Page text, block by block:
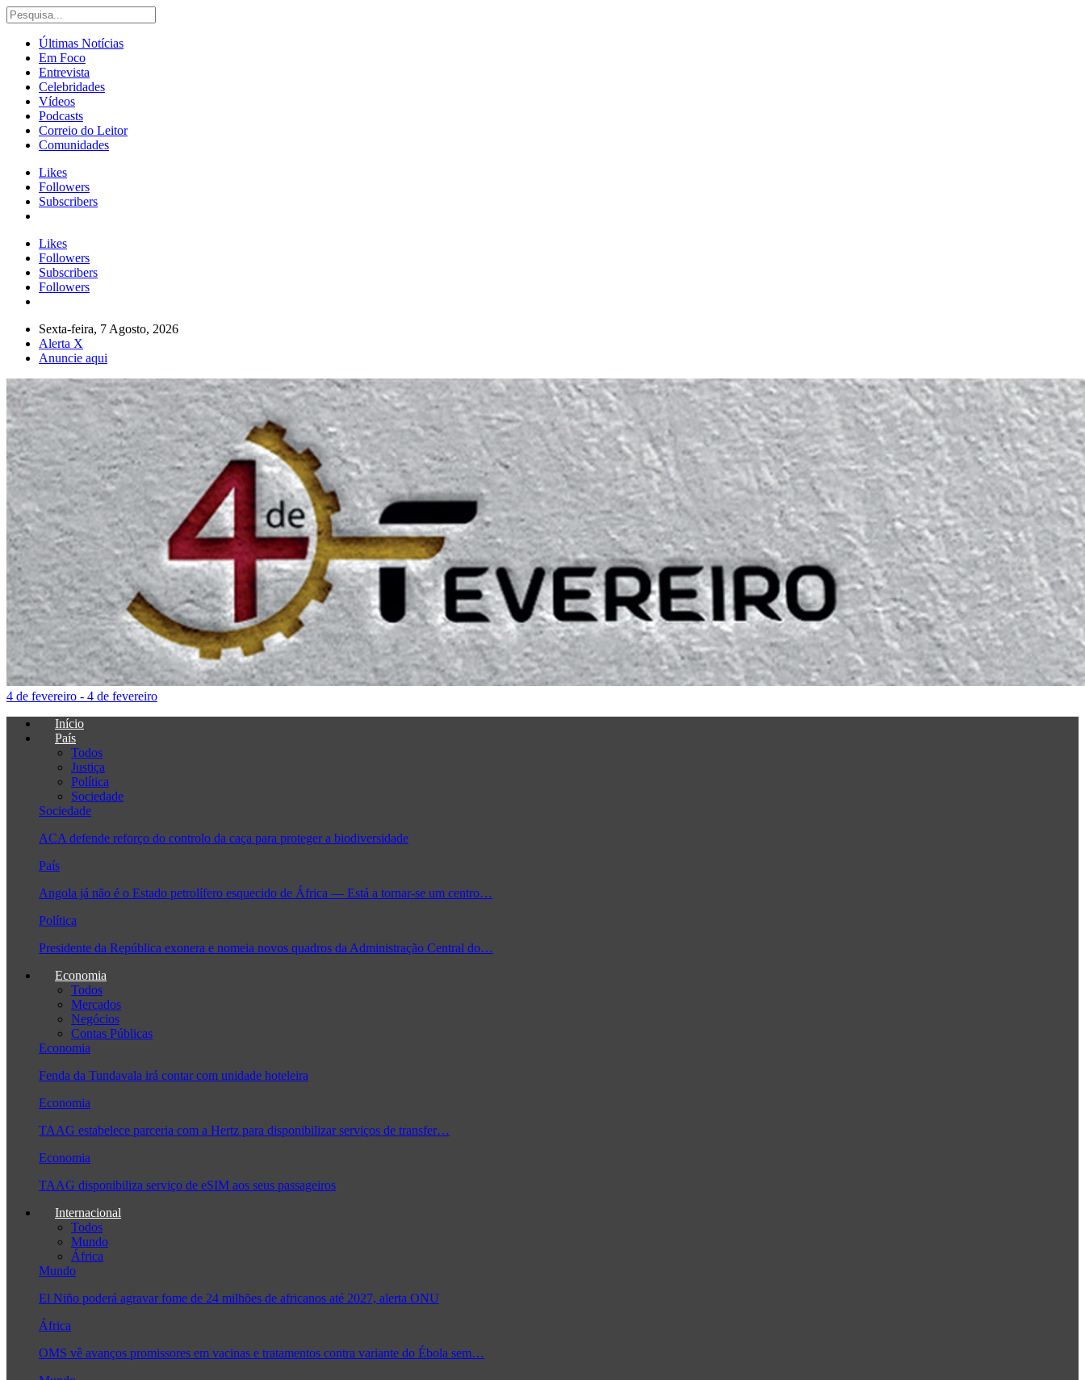
Últimas Notícias
Em Foco
Entrevista
Celebridades
Vídeos
Podcasts
Correio do Leitor
Comunidades
Likes
Followers
Subscribers
Likes
Followers
Subscribers
Followers
Sexta-feira, 7 Agosto, 2026
Alerta X
Anuncie aqui
4 de fevereiro - 4 de fevereiro
Início
País
Todos
Justiça
Política
Sociedade
Sociedade
ACA defende reforço do controlo da caça para proteger a biodiversidade
País
Angola já não é o Estado petrolífero esquecido de África — Está a tornar-se um centro…
Política
Presidente da República exonera e nomeia novos quadros da Administração Central do…
Economia
Todos
Mercados
Negócios
Contas Públicas
Economia
Fenda da Tundavala irá contar com unidade hoteleira
Economia
TAAG estabelece parceria com a Hertz para disponibilizar serviços de transfer…
Economia
TAAG disponibiliza serviço de eSIM aos seus passageiros
Internacional
Todos
Mundo
África
Mundo
El Niño poderá agravar fome de 24 milhões de africanos até 2027, alerta ONU
África
OMS vê avanços promissores em vacinas e tratamentos contra variante do Ébola sem…